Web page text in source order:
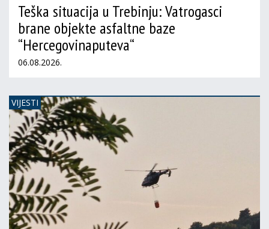
Teška situacija u Trebinju: Vatrogasci
brane objekte asfaltne baze
“Hercegovinaputeva“
06.08.2026.
VIJESTI